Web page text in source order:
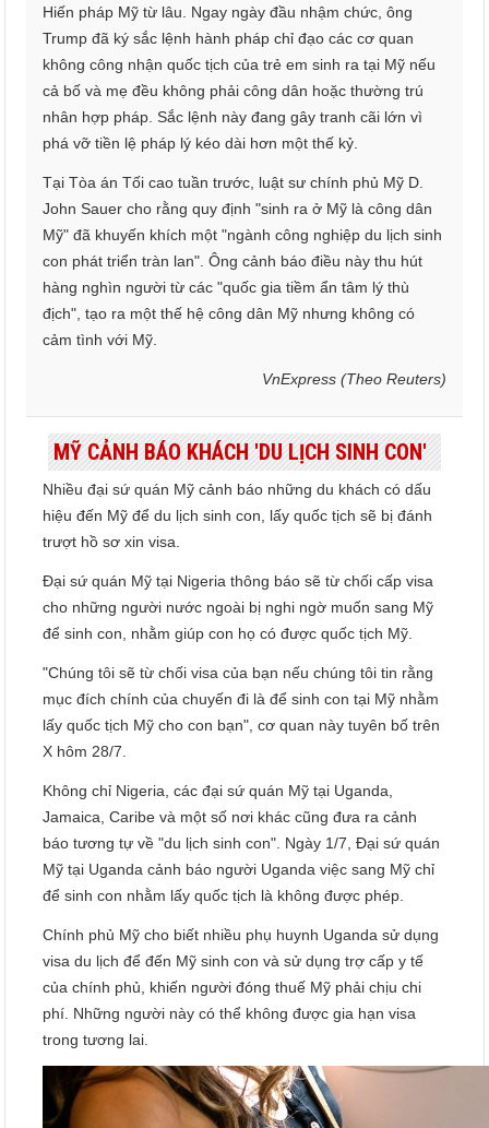
Hiến pháp Mỹ từ lâu. Ngay ngày đầu nhậm chức, ông
Trump đã ký sắc lệnh hành pháp chỉ đạo các cơ quan
không công nhận quốc tịch của trẻ em sinh ra tại Mỹ nếu
cả bố và mẹ đều không phải công dân hoặc thường trú
nhân hợp pháp. Sắc lệnh này đang gây tranh cãi lớn vì
phá vỡ tiền lệ pháp lý kéo dài hơn một thế kỷ.
Tại Tòa án Tối cao tuần trước, luật sư chính phủ Mỹ D.
John Sauer cho rằng quy định "sinh ra ở Mỹ là công dân
Mỹ" đã khuyến khích một "ngành công nghiệp du lịch sinh
con phát triển tràn lan". Ông cảnh báo điều này thu hút
hàng nghìn người từ các "quốc gia tiềm ẩn tâm lý thù
địch", tạo ra một thế hệ công dân Mỹ nhưng không có
cảm tình với Mỹ.
VnExpress (Theo Reuters)
MỸ CẢNH BÁO KHÁCH 'DU LỊCH SINH CON'
Nhiều đại sứ quán Mỹ cảnh báo những du khách có dấu
hiệu đến Mỹ để du lịch sinh con, lấy quốc tịch sẽ bị đánh
trượt hồ sơ xin visa.
Đại sứ quán Mỹ tại Nigeria thông báo sẽ từ chối cấp visa
cho những người nước ngoài bị nghi ngờ muốn sang Mỹ
để sinh con, nhằm giúp con họ có được quốc tịch Mỹ.
"Chúng tôi sẽ từ chối visa của bạn nếu chúng tôi tin rằng
mục đích chính của chuyến đi là để sinh con tại Mỹ nhằm
lấy quốc tịch Mỹ cho con bạn", cơ quan này tuyên bố trên
X hôm 28/7.
Không chỉ Nigeria, các đại sứ quán Mỹ tại Uganda,
Jamaica, Caribe và một số nơi khác cũng đưa ra cảnh
báo tương tự về "du lịch sinh con". Ngày 1/7, Đại sứ quán
Mỹ tại Uganda cảnh báo người Uganda việc sang Mỹ chỉ
để sinh con nhằm lấy quốc tịch là không được phép.
Chính phủ Mỹ cho biết nhiều phụ huynh Uganda sử dụng
visa du lịch để đến Mỹ sinh con và sử dụng trợ cấp y tế
của chính phủ, khiến người đóng thuế Mỹ phải chịu chi
phí. Những người này có thể không được gia hạn visa
trong tương lai.